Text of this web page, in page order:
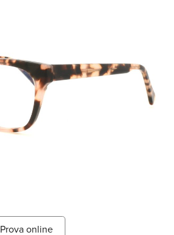
Prova online